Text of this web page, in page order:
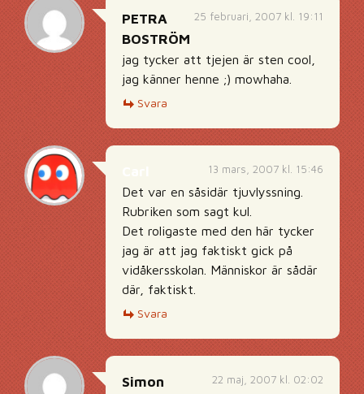
25 februari, 2007 kl. 19:11
PETRA
BOSTRÖM
jag tycker att tjejen är sten cool,
jag känner henne ;) mowhaha.
Svara
13 mars, 2007 kl. 15:46
Det var en såsidär tjuvlyssning.
Rubriken som sagt kul.
Det roligaste med den här tycker
jag är att jag faktiskt gick på
vidåkersskolan. Människor är sådär
där, faktiskt.
Svara
22 maj, 2007 kl. 02:02
Simon